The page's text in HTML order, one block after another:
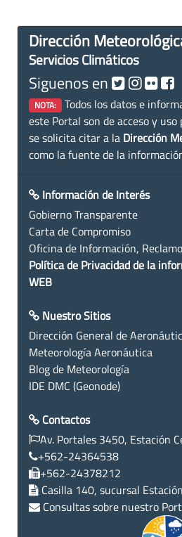
Dirección
Servicios Climáticos
Siguenos en
NOTA: Todos los datos e
este Portal son de acceso y
se solicita citar a la Dirección
como la fuente de la
Información de Interés
Gobierno Transparente
Carta de Compromiso
Oficina de Información,
Política de Privacidad de la
WEB
Nuestro Sitios
Dirección General de
Meteorología Aeronáutica
Blog de Meteorología
IDE DMC (Geonode)
Contactos
Av. Portales 3450, Estación
+562-24364538
+562-24378212
Casilla 140, sucursal
Consultas sobre nuestro